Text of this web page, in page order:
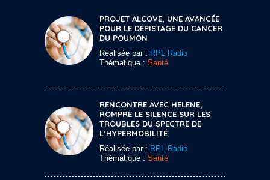
PROJET ALCOVE, UNE AVANCÉE
POUR LE DÉPISTAGE DU CANCER
DU POUMON
Réalisée par : RPL Radio
Thématique : Santé
RENCONTRE AVEC HELENE,
ROMPRE LE SILENCE SUR LES
TROUBLES DU SPECTRE DE
L’HYPERMOBILITÉ
Réalisée par : RPL Radio
Thématique : Santé